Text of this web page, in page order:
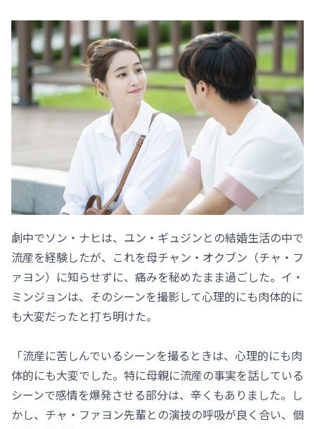
劇中でソン・ナヒは、ユン・ギュジンとの結婚生活の中で
流産を経験したが、これを母チャン・オクブン（チャ・フ
ァヨン）に知らせずに、痛みを秘めたまま過ごした。イ・
ミンジョンは、そのシーンを撮影して心理的にも肉体的に
も大変だったと打ち明けた。
「流産に苦しんでいるシーンを撮るときは、心理的にも肉
体的にも大変でした。特に母親に流産の事実を話している
シーンで感情を爆発させる部分は、辛くもありました。し
かし、チャ・ファヨン先輩との演技の呼吸が良く合い、個